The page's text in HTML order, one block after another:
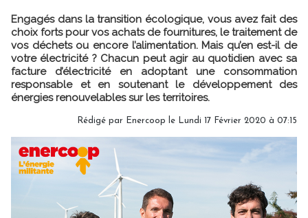
Engagés dans la transition écologique, vous avez fait des
choix forts pour vos achats de fournitures, le traitement de
vos déchets ou encore l’alimentation. Mais qu’en est-il de
votre électricité ? Chacun peut agir au quotidien avec sa
facture d’électricité en adoptant une consommation
responsable et en soutenant le développement des
énergies renouvelables sur les territoires.
Rédigé par Enercoop le Lundi 17 Février 2020 à 07:15